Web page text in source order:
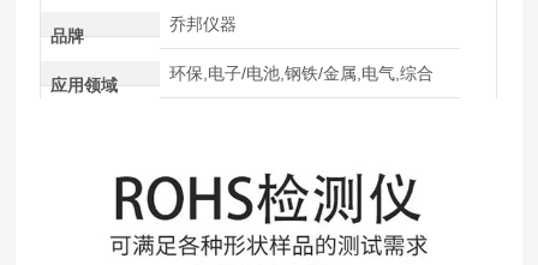
品牌
乔邦仪器
应用领域
环保,电子/电池,钢铁/金属,电气,综合